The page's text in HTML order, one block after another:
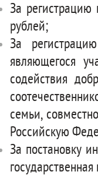
За регистрацию
рублей;
За
являющегося
содействия
семьи,
Российскую
За постановку